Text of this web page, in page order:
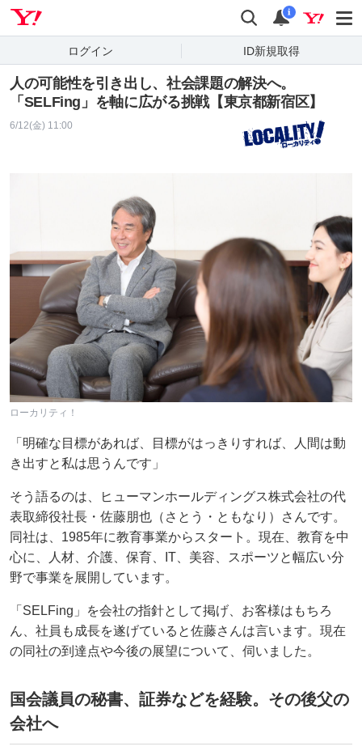
検索 通知
i
ログイン ID新規取得
人の可能性を引き出し、社会課題の解決へ。
「SELFing」を軸に広がる挑戦【東京都新宿区】
6/12(金) 11:00
ローカリティ！
「明確な目標があれば、目標がはっきりすれば、人間は動
き出すと私は思うんです」
そう語るのは、ヒューマンホールディングス株式会社の代
表取締役社長・佐藤朋也（さとう・ともなり）さんです。
同社は、1985年に教育事業からスタート。現在、教育を中
心に、人材、介護、保育、IT、美容、スポーツと幅広い分
野で事業を展開しています。
「SELFing」を会社の指針として掲げ、お客様はもちろ
ん、社員も成長を遂げていると佐藤さんは言います。現在
の同社の到達点や今後の展望について、伺いました。
国会議員の秘書、証券などを経験。その後父の
会社へ